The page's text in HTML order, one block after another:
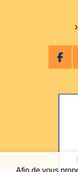
Afin de vous